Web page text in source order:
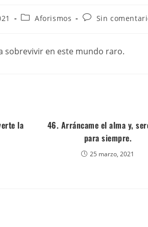
Aforismos Sin
sobrevivir en este mundo raro.
la
46. Arráncame el alma y,
para siempre.
25 marzo, 2021